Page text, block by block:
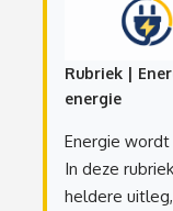
Rubriek |
energie
Energie
In deze
heldere